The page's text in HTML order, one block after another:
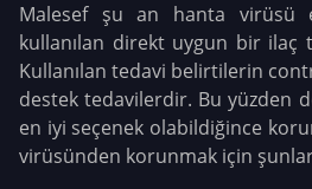
Malesef şu an hanta virüsü
kullanılan direkt uygun bir ilaç
Kullanılan tedavi belirtilerin
destek tedavilerdir. Bu yüzden
en iyi seçenek olabildiğince
virüsünden korunmak için